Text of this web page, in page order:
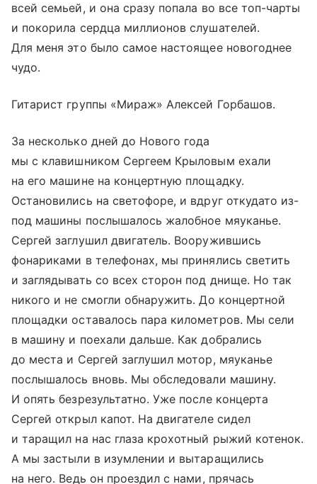
всей семьей, и она сразу попала во все топ-чарты
и покорила сердца миллионов слушателей.
Для меня это было самое настоящее новогоднее
чудо.
Гитарист группы «Мираж» Алексей Горбашов.
За несколько дней до Нового года
мы с клавишником Сергеем Крыловым ехали
на его машине на концертную площадку.
Остановились на светофоре, и вдруг откудато из-
под машины послышалось жалобное мяуканье.
Сергей заглушил двигатель. Вооружившись
фонариками в телефонах, мы принялись светить
и заглядывать со всех сторон под днище. Но так
никого и не смогли обнаружить. До концертной
площадки оставалось пара километров. Мы сели
в машину и поехали дальше. Как добрались
до места и Сергей заглушил мотор, мяуканье
послышалось вновь. Мы обследовали машину.
И опять безрезультатно. Уже после концерта
Сергей открыл капот. На двигателе сидел
и таращил на нас глаза крохотный рыжий котенок.
А мы застыли в изумлении и вытаращились
на него. Ведь он проездил с нами, прячась